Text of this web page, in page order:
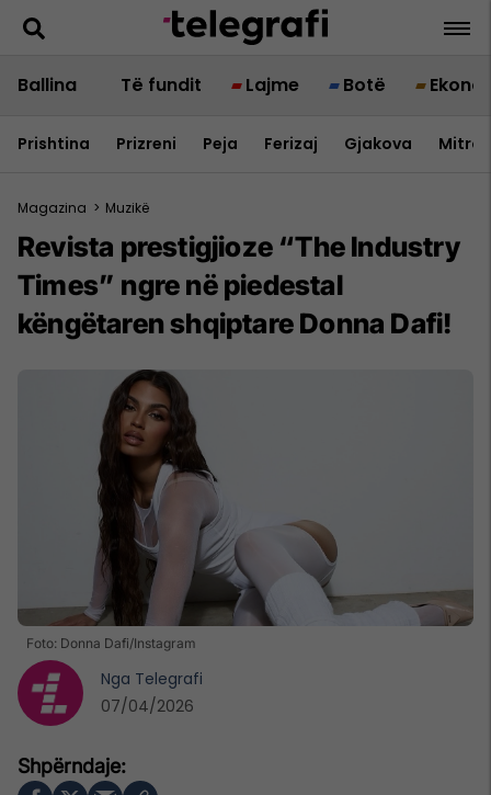
Ballina Të fundit Lajme Botë
Prishtina Prizreni Peja Ferizaj Gjakova
Magazina > Muzikë
Revista prestigjioze “The Industry
Times” ngre në piedestal
këngëtaren shqiptare Donna Dafi!
Foto: Donna Dafi/Instagram
Nga Telegrafi
07/04/2026